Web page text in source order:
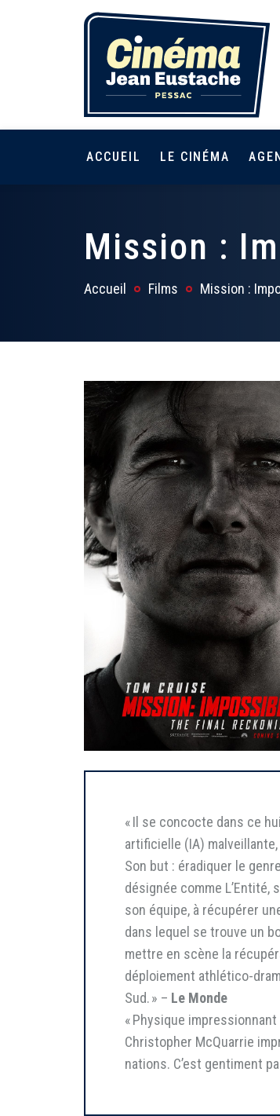
ACCUEIL LE CINÉMA
Mission :
Accueil Films Mission :
« Il se concocte dans ce
artificielle (IA)
Son but : éradiquer le
désignée comme L’Entité,
son équipe, à récupérer
dans lequel se trouve un
mettre en scène la
déploiement athlético-
Sud. » – Le Monde
« Physique
Christopher McQuarrie
nations. C’est gentiment